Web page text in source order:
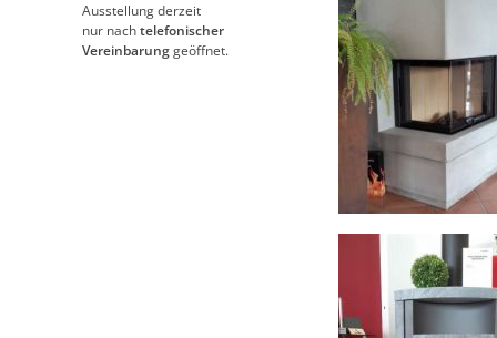
Ausstellung derzeit
nur nachtelefonischer
Vereinbarunggeöffnet.